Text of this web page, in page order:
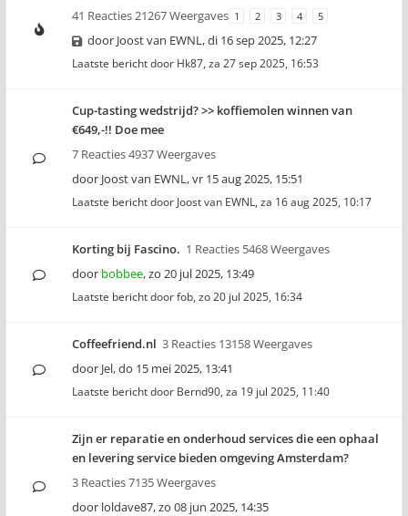
41 Reacties 21267 Weergaves 1 2 3 4 5
door Joost van EWNL,di 16 sep 2025, 12:27
Laatste bericht door Hk87, za 27 sep 2025, 16:53
Cup-tasting wedstrijd? >> koffiemolen winnen van
€649,-!! Doe mee
7 Reacties 4937 Weergaves
door Joost van EWNL,vr 15 aug 2025, 15:51
Laatste bericht door Joost van EWNL, za 16 aug 2025, 10:17
Korting bij Fascino. 1 Reacties 5468 Weergaves
door bobbee,zo 20 jul 2025, 13:49
Laatste bericht doorfob, zo 20 jul 2025, 16:34
Coffeefriend.nl 3 Reacties 13158 Weergaves
door Jel,do 15 mei 2025, 13:41
Laatste bericht door Bernd90, za 19 jul 2025, 11:40
Zijn er reparatie en onderhoud services die een ophaal
en levering service bieden omgeving Amsterdam?
3 Reacties 7135 Weergaves
door loldave87,zo 08 jun 2025, 14:35